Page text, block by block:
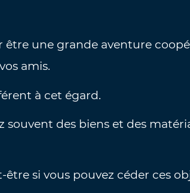
une grande aventure
amis.
à cet égard.
souvent des biens et des
si vous pouvez céder ces